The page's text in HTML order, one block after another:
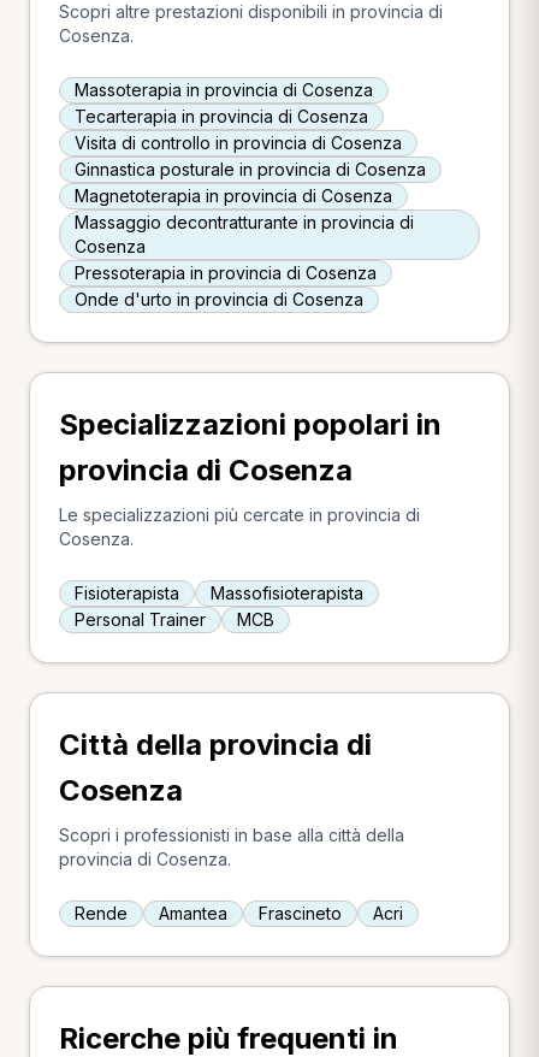
Scopri altre prestazioni disponibili in provincia di
Cosenza.
Massoterapia in provincia di Cosenza
Tecarterapia in provincia di Cosenza
Visita di controllo in provincia di Cosenza
Ginnastica posturale in provincia di Cosenza
Magnetoterapia in provincia di Cosenza
Massaggio decontratturante in provincia di
Cosenza
Pressoterapia in provincia di Cosenza
Onde d'urto in provincia di Cosenza
Specializzazioni popolari in
provincia di Cosenza
Le specializzazioni più cercate in provincia di
Cosenza.
Fisioterapista
Massofisioterapista
Personal Trainer
MCB
Città della provincia di
Cosenza
Scopri i professionisti in base alla città della
provincia di Cosenza.
Rende Amantea Frascineto Acri
Ricerche più frequenti in